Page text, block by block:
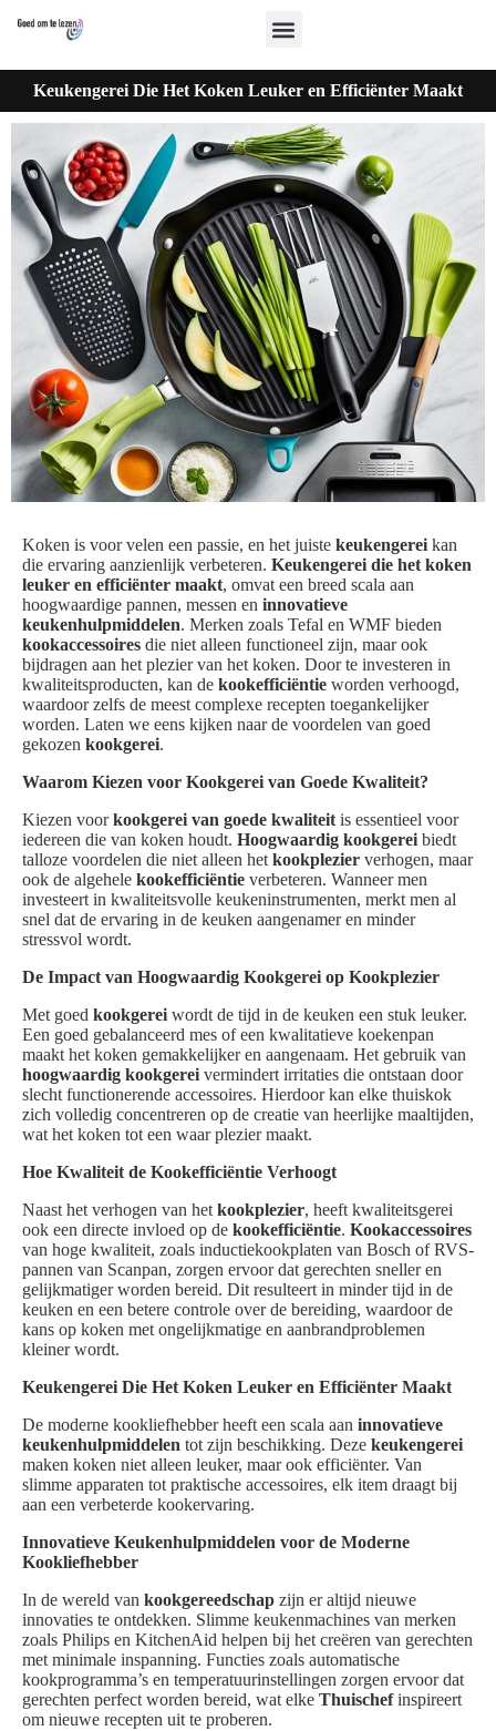
Keukengerei Die Het Koken Leuker en Efficiënter Maakt
Koken is voor velen een passie, en het juiste keukengerei kan
die ervaring aanzienlijk verbeteren. Keukengerei die het koken
leuker en efficiënter maakt, omvat een breed scala aan
hoogwaardige pannen, messen en innovatieve
keukenhulpmiddelen. Merken zoals Tefal en WMF bieden
kookaccessoires die niet alleen functioneel zijn, maar ook
bijdragen aan het plezier van het koken. Door te investeren in
kwaliteitsproducten, kan de kookefficiëntie worden verhoogd,
waardoor zelfs de meest complexe recepten toegankelijker
worden. Laten we eens kijken naar de voordelen van goed
gekozen kookgerei.
Waarom Kiezen voor Kookgerei van Goede Kwaliteit?
Kiezen voorkookgerei van goede kwaliteit is essentieel voor
iedereen die van koken houdt. Hoogwaardig kookgerei biedt
talloze voordelen die niet alleen het kookplezier verhogen, maar
ook de algehele kookefficiëntie verbeteren. Wanneer men
investeert in kwaliteitsvolle keukeninstrumenten, merkt men al
snel dat de ervaring in de keuken aangenamer en minder
stressvol wordt.
De Impact van Hoogwaardig Kookgerei op Kookplezier
Met goed kookgerei wordt de tijd in de keuken een stuk leuker.
Een goed gebalanceerd mes of een kwalitatieve koekenpan
maakt het koken gemakkelijker en aangenaam. Het gebruik van
hoogwaardig kookgerei vermindert irritaties die ontstaan door
slecht functionerende accessoires. Hierdoor kan elke thuiskok
zich volledig concentreren op de creatie van heerlijke maaltijden,
wat het koken tot een waar plezier maakt.
Hoe Kwaliteit de Kookefficiëntie Verhoogt
Naast het verhogen van het kookplezier, heeft kwaliteitsgerei
ook een directe invloed op de kookefficiëntie. Kookaccessoires
van hoge kwaliteit, zoals inductiekookplaten van Bosch of RVS-
pannen van Scanpan, zorgen ervoor dat gerechten sneller en
gelijkmatiger worden bereid. Dit resulteert in minder tijd in de
keuken en een betere controle over de bereiding, waardoor de
kans op koken met ongelijkmatige en aanbrandproblemen
kleiner wordt.
Keukengerei Die Het Koken Leuker en Efficiënter Maakt
De moderne kookliefhebber heeft een scala aan innovatieve
keukenhulpmiddelen tot zijn beschikking. Deze keukengerei
maken koken niet alleen leuker, maar ook efficiënter. Van
slimme apparaten tot praktische accessoires, elk item draagt bij
aan een verbeterde kookervaring.
Innovatieve Keukenhulpmiddelen voor de Moderne
Kookliefhebber
In de wereld van kookgereedschap zijn er altijd nieuwe
innovaties te ontdekken. Slimme keukenmachines van merken
zoals Philips en KitchenAid helpen bij het creëren van gerechten
met minimale inspanning. Functies zoals automatische
kookprogramma’s en temperatuurinstellingen zorgen ervoor dat
gerechten perfect worden bereid, wat elke Thuischefinspireert
om nieuwe recepten uit te proberen.